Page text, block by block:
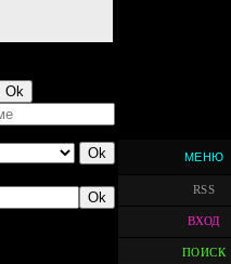
МЕНЮ
RSS
ВХОД
ПОИСК